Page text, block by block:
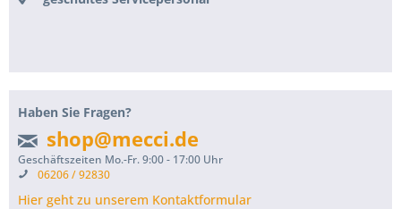
Haben Sie Fragen?
shop@mecci.de
Geschäftszeiten Mo.-Fr. 9:00 - 17:00 Uhr
06206 / 92830
Hier geht zu unserem Kontaktformular